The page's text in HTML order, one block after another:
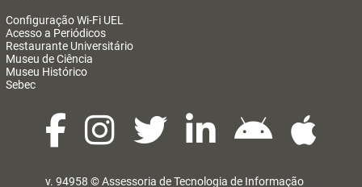
Configuração Wi-Fi UEL
Acesso a Periódicos
Restaurante Universitário
Museu de Ciência
Museu Histórico
Sebec
v. 94958 ©Assessoria de Tecnologia de Informação